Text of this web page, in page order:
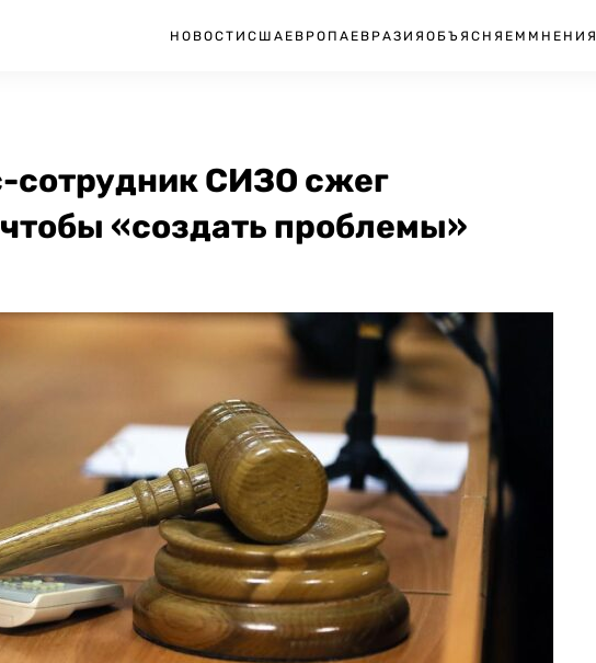
НОВОСТИ США ЕВРОПА ЕВРАЗИЯ ОБЪЯСНЯЕМ МНЕНИЯ
сотрудник СИЗО сжег
«создать проблемы»